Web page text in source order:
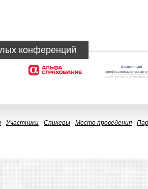
конференций
Участники Спикеры Место проведения